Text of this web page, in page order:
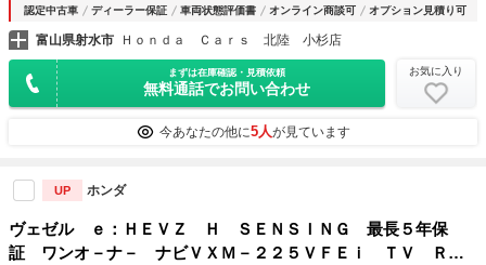
認定中古車 ディーラー保証 車両状態評価書 オンライン商談可 オプション見積り可
富山県射水市 Ｈｏｎｄａ Ｃａｒｓ 北陸 小杉店
まずは在庫確認・見積依頼
無料通話でお問い合わせ
お気に入り
今あなたの他に5人が見ています
UP ホンダ
ヴェゼル ｅ：ＨＥＶＺ Ｈ ＳＥＮＳＩＮＧ 最長５年保
証 ワンオ－ナ－ ナビＶＸＭ－２２５ＶＦＥｉ ＴＶ Ｒカ